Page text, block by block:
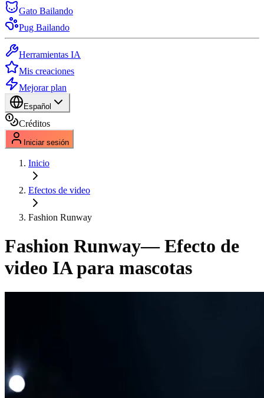
Gato Bailando
Pug Bailando
Herramientas IA
Mis creaciones
Mejorar plan
Español
Créditos
Iniciar sesión
Inicio
Efectos de video
Fashion Runway
Fashion Runway— Efecto de
video IA para mascotas